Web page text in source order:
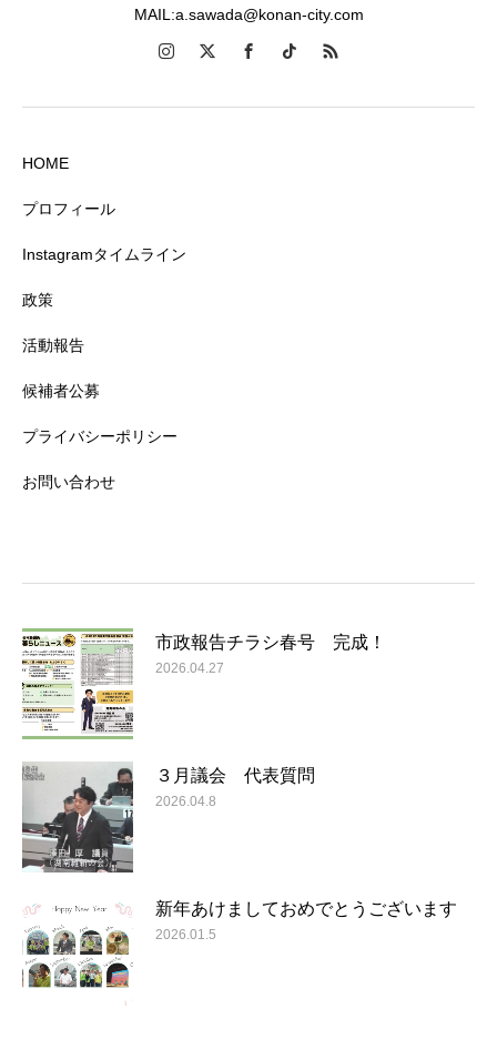
MAIL:a.sawada@konan-city.com
HOME
プロフィール
Instagramタイムライン
政策
活動報告
候補者公募
プライバシーポリシー
お問い合わせ
市政報告チラシ春号 完成！
2026.04.27
３月議会 代表質問
2026.04.8
新年あけましておめでとうございます
2026.01.5